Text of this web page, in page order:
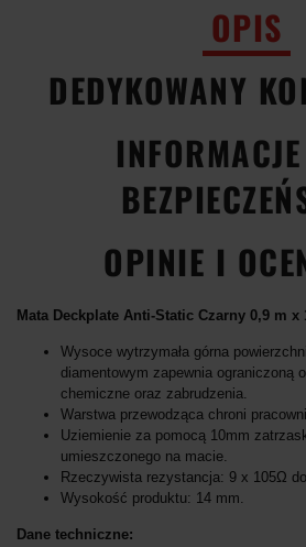
OPIS
DEDYKOWANY
OPINIE I
Mata Deckplate Anti-Static Czarny 0,9 m x
Wysoce wytrzymała górna
diamentowym zapewnia ograniczoną
chemiczne oraz zabrudzenia.
Warstwa przewodząca chroni
Uziemienie za pomocą 10mm
umieszczonego na macie.
Rzeczywista rezystancja: 9 x 105Ω
Wysokość produktu: 14 mm.
Dane techniczne: